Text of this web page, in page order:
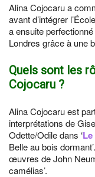
Alina Cojocaru a
avant d’intégrer
a ensuite
Londres grâce à une
Quels sont les
Cojocaru ?
Alina Cojocaru est
interprétations de
Odette/Odile dans ‘
Belle au bois
œuvres de John
camélias’.